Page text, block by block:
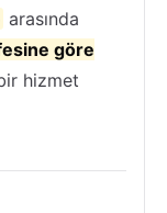
arasında
göre
hizmet